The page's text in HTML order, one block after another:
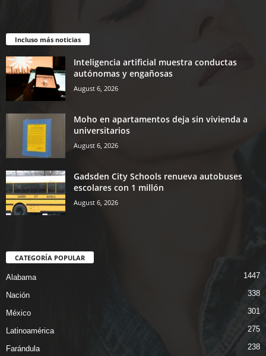
Incluso más noticias
Inteligencia artificial muestra conductas
autónomas y engañosas
August 6, 2026
Moho en apartamentos deja sin vivienda a
universitarios
August 6, 2026
Gadsden City Schools renueva autobuses
escolares con 1 millón
August 6, 2026
CATEGORÍA POPULAR
Alabama 1447
Nación 338
México 301
Latinoamérica 275
Farándula 238